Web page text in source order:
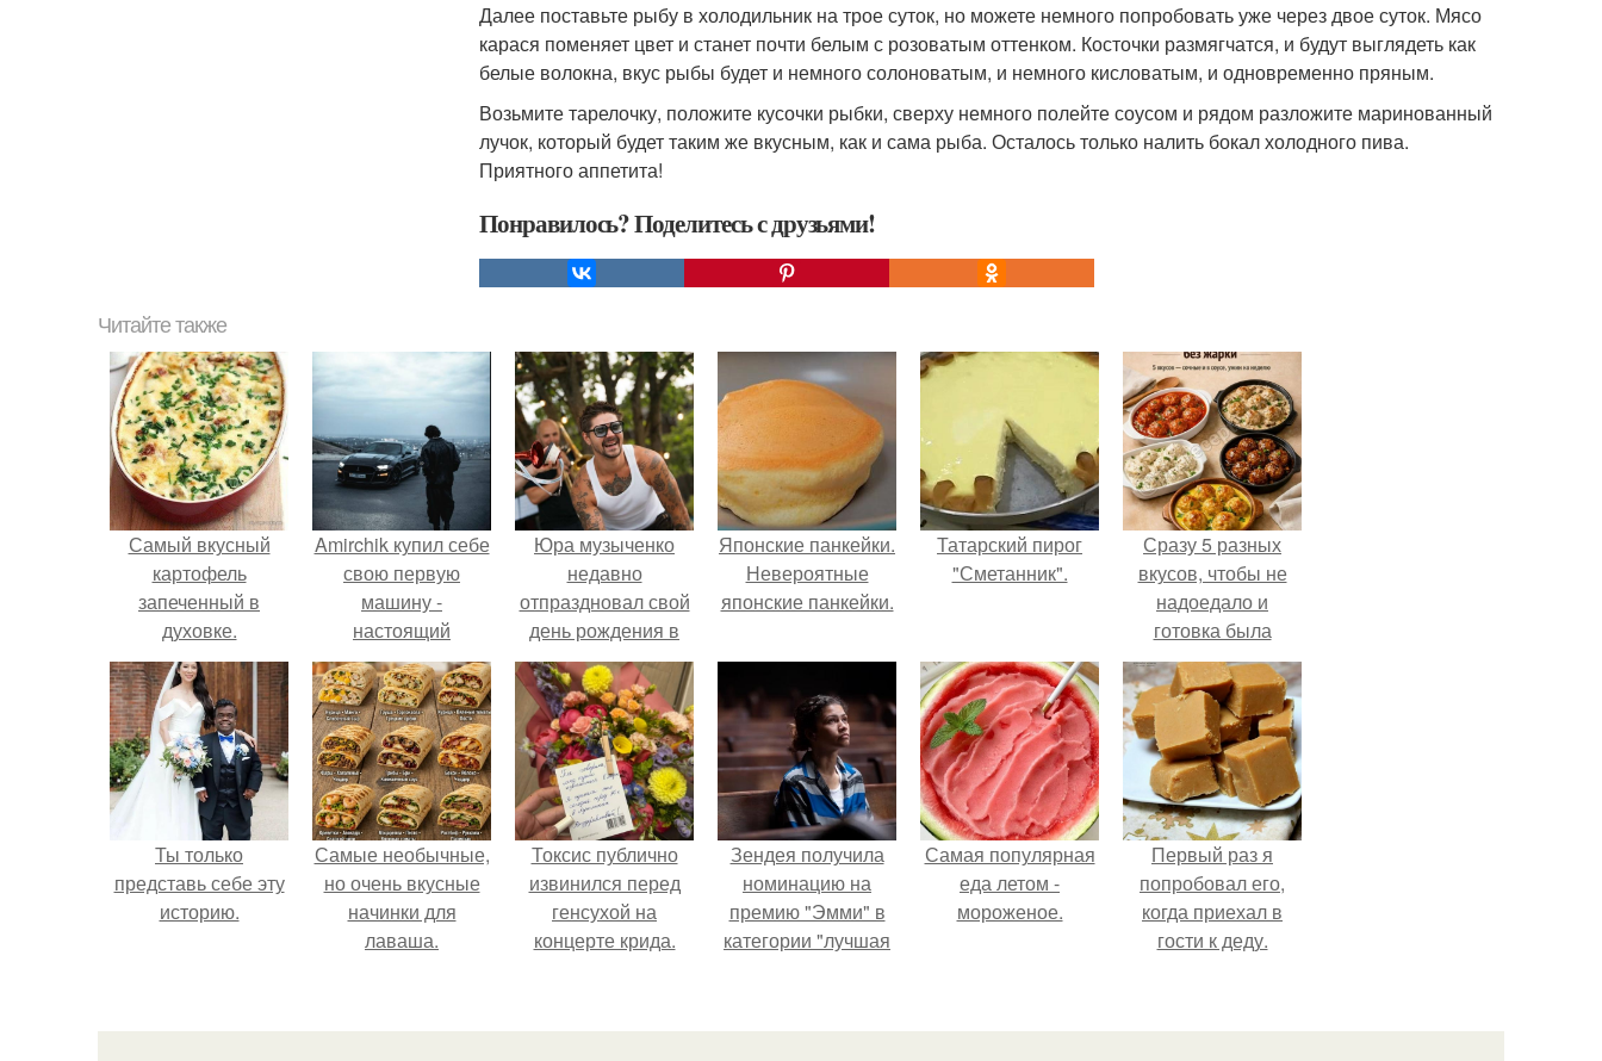
Далее поставьте рыбу в холодильник на трое суток, но можете немного попробовать уже через двое суток. Мясо
карася поменяет цвет и станет почти белым с розоватым оттенком. Косточки размягчатся, и будут выглядеть как
белые волокна, вкус рыбы будет и немного солоноватым, и немного кисловатым, и одновременно пряным.
Возьмите тарелочку, положите кусочки рыбки, сверху немного полейте соусом и рядом разложите маринованный
лучок, который будет таким же вкусным, как и сама рыба. Осталось только налить бокал холодного пива.
Приятного аппетита!
Понравилось? Поделитесь с друзьями!
Читайте также
Самый вкусный
картофель
запеченный в
духовке.
Amirchik купил себе
свою первую
машину -
настоящий
автомобиль мечты
для многих
автолюбителей.
Юра музыченко
недавно
отпраздновал свой
день рождения в
кругу самых
близких и родных
людей.
Японские панкейки.
Невероятные
японские панкейки.
Татарский пирог
"Сметанник".
Сразу 5 разных
вкусов, чтобы не
надоедало и
готовка была
проще.
Ты только
представь себе эту
историю.
Самые необычные,
но очень вкусные
начинки для
лаваша.
Токсис публично
извинился перед
генсухой на
концерте крида.
Зендея получила
номинацию на
премию "Эмми" в
категории "лучшая
сериале" за третий
Самая популярная
еда летом -
мороженое.
Первый раз я
попробовал его,
когда приехал в
гости к деду.